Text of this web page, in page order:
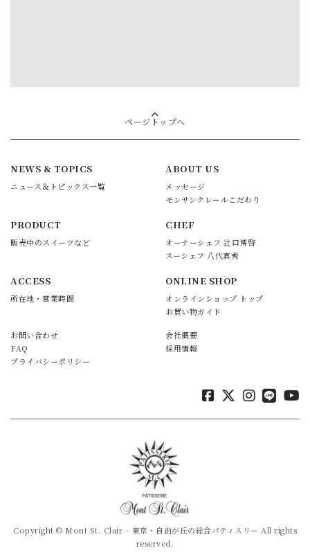
ページトップへ
NEWS & TOPICS
ニュース＆トピックス一覧
ABOUT US
メッセージ
モンサンクレールこだわり
PRODUCT
販売中のスイーツなど
CHEF
オーナーシェフ 辻口博啓
スーシェフ 八代真秀
ACCESS
所在地・営業時間
ONLINE SHOP
オンラインショップ トップ
お買い物ガイド
お問い合わせ
FAQ
プライバシーポリシー
会社概要
採用情報
Copyright © Mont St. Clair – 東京・自由が丘の総合パティスリー All rights
reserved.